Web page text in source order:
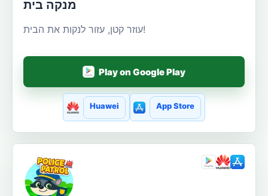
מנקה בית
עוזר קטן, עזור לנקות את הבית!
Play on Google Play
Huawei App Store